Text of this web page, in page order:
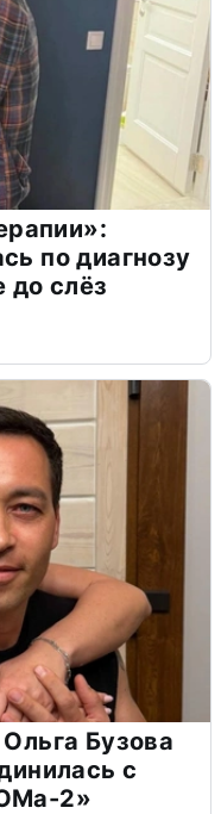
по диагнозу
до слёз
Бузова
с
2»